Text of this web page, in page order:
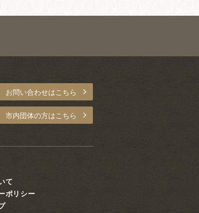
お問い合わせはこちら
市内団体の方はこちら
て
ポリシー